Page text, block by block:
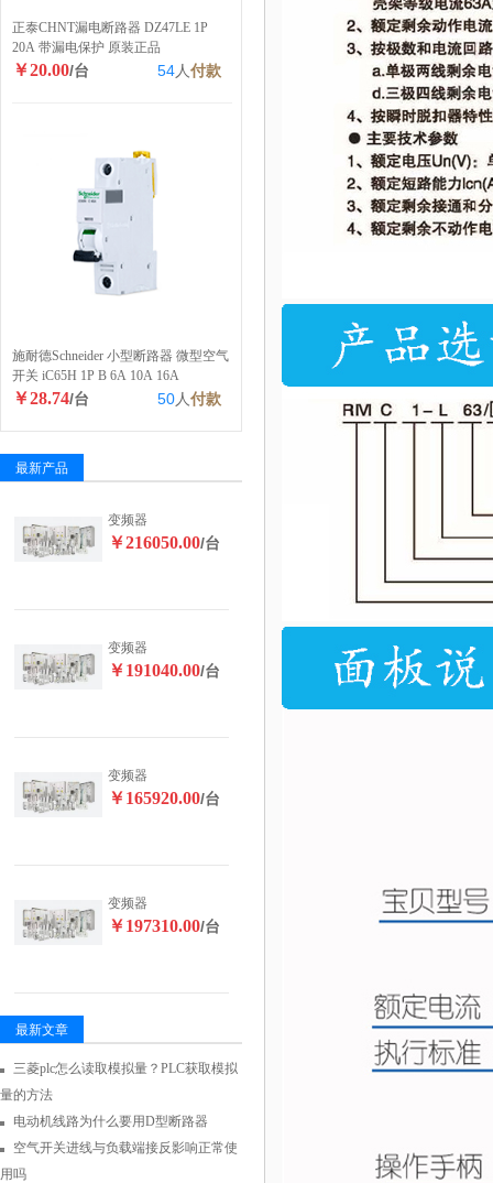
正泰CHNT漏电断路器 DZ47LE 1P
20A 带漏电保护 原装正品
￥20.00/台 54人付款
施耐德Schneider 小型断路器 微型空气
开关 iC65H 1P B 6A 10A 16A
￥28.74/台 50人付款
最新产品
变频器
￥216050.00/台
变频器
￥191040.00/台
变频器
￥165920.00/台
变频器
￥197310.00/台
最新文章
三菱plc怎么读取模拟量？PLC获取模拟
量的方法
电动机线路为什么要用D型断路器
空气开关进线与负载端接反影响正常使
用吗